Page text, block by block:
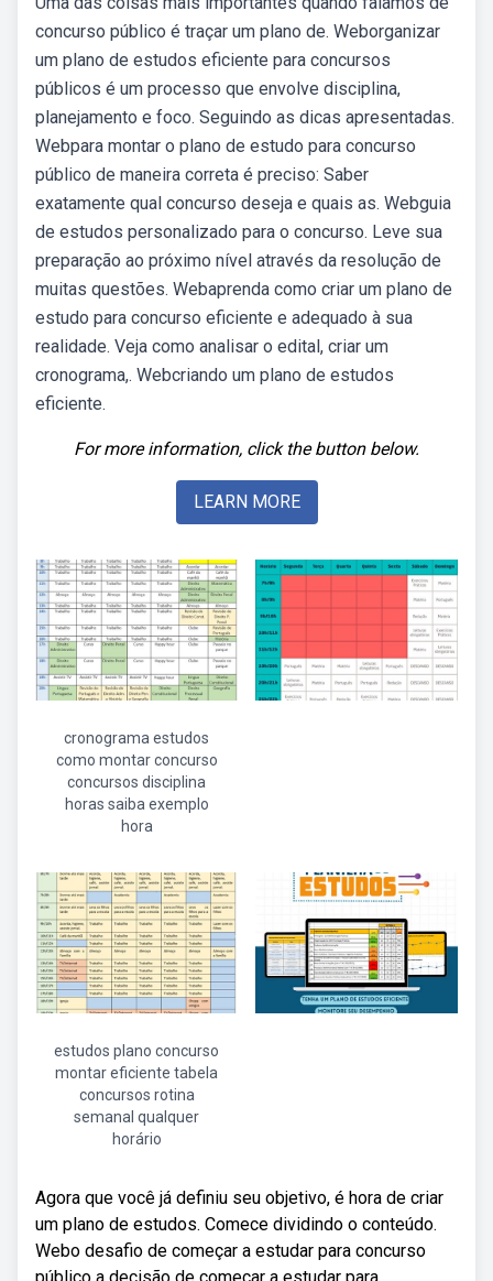
concurso público é traçar um plano de. Weborganizar
um plano de estudos eficiente para concursos
públicos é um processo que envolve disciplina,
planejamento e foco. Seguindo as dicas apresentadas.
Webpara montar o plano de estudo para concurso
público de maneira correta é preciso: Saber
exatamente qual concurso deseja e quais as. Webguia
de estudos personalizado para o concurso. Leve sua
preparação ao próximo nível através da resolução de
muitas questões. Webaprenda como criar um plano de
estudo para concurso eficiente e adequado à sua
realidade. Veja como analisar o edital, criar um
cronograma,. Webcriando um plano de estudos
eficiente.
For more information, click the button below.
LEARN MORE
cronograma estudos
como montar concurso
concursos disciplina
horas saiba exemplo
hora
estudos plano concurso
montar eficiente tabela
concursos rotina
semanal qualquer
horário
Agora que você já definiu seu objetivo, é hora de criar
um plano de estudos. Comece dividindo o conteúdo.
Webo desafio de começar a estudar para concurso